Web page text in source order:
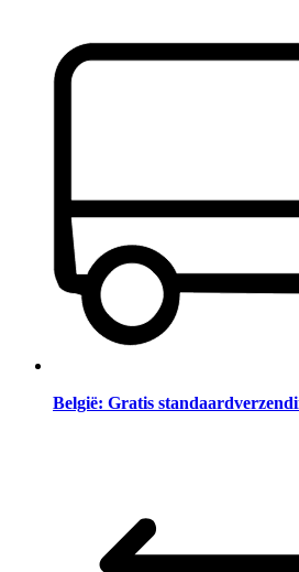
België: Gratis